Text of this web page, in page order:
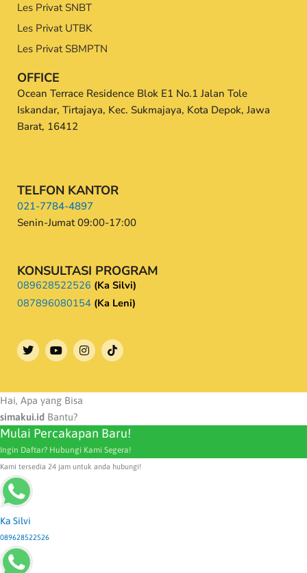
Les Privat SNBT
Les Privat UTBK
Les Privat SBMPTN
OFFICE
Ocean Terrace Residence Blok E1 No.1 Jalan Tole
Iskandar, Tirtajaya, Kec. Sukmajaya, Kota Depok, Jawa
Barat, 16412
TELFON KANTOR
021-7784-4897
Senin-Jumat 09:00-17:00
KONSULTASI PROGRAM
089628522526 (Ka Silvi)
087896080154 (Ka Leni)
T
w
e
r
Y
o
b
e
I
n
m
Hai, Apa yang Bisa
simakui.id Bantu?
Mulai Percakapan Baru!
Ingin Daftar? Hubungi Kami Segera!
Kami tersedia 24 jam untuk anda hubungi!
Ka Silvi
089628522526